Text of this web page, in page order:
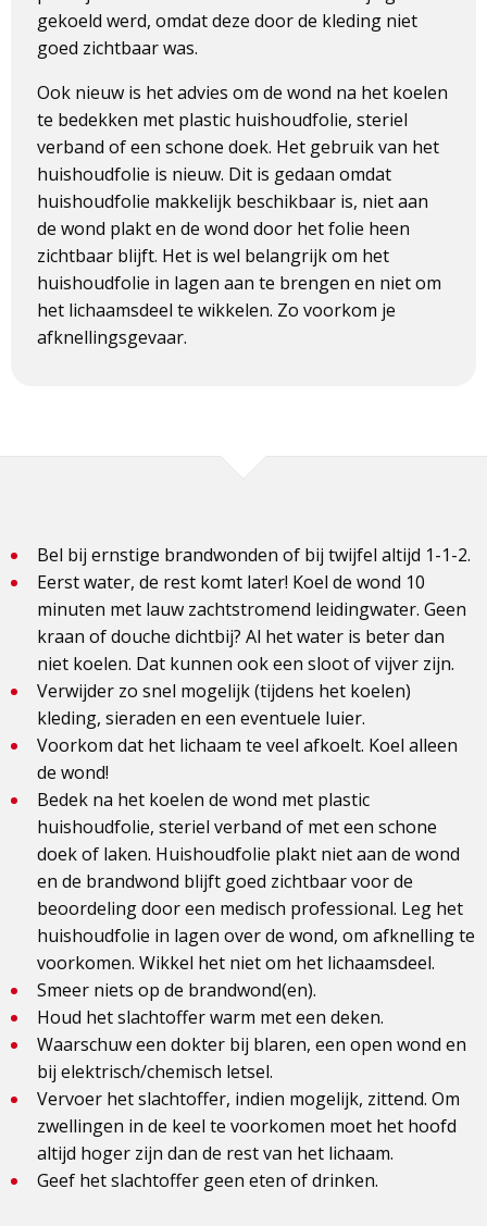
gekoeld werd, omdat deze door de kleding niet
goed zichtbaar was.
Ook nieuw is het advies om de wond na het koelen
te bedekken met plastic huishoudfolie, steriel
verband of een schone doek. Het gebruik van het
huishoudfolie is nieuw. Dit is gedaan omdat
huishoudfolie makkelijk beschikbaar is, niet aan
de wond plakt en de wond door het folie heen
zichtbaar blijft. Het is wel belangrijk om het
huishoudfolie in lagen aan te brengen en niet om
het lichaamsdeel te wikkelen. Zo voorkom je
afknellingsgevaar.
Bel bij ernstige brandwonden of bij twijfel altijd 1-1-2.
Eerst water, de rest komt later! Koel de wond 10
minuten met lauw zachtstromend leidingwater. Geen
kraan of douche dichtbij? Al het water is beter dan
niet koelen. Dat kunnen ook een sloot of vijver zijn.
Verwijder zo snel mogelijk (tijdens het koelen)
kleding, sieraden en een eventuele luier.
Voorkom dat het lichaam te veel afkoelt. Koel alleen
de wond!
Bedek na het koelen de wond met plastic
huishoudfolie, steriel verband of met een schone
doek of laken. Huishoudfolie plakt niet aan de wond
en de brandwond blijft goed zichtbaar voor de
beoordeling door een medisch professional. Leg het
huishoudfolie in lagen over de wond, om afknelling te
voorkomen. Wikkel het niet om het lichaamsdeel.
Smeer niets op de brandwond(en).
Houd het slachtoffer warm met een deken.
Waarschuw een dokter bij blaren, een open wond en
bij elektrisch/chemisch letsel.
Vervoer het slachtoffer, indien mogelijk, zittend. Om
zwellingen in de keel te voorkomen moet het hoofd
altijd hoger zijn dan de rest van het lichaam.
Geef het slachtoffer geen eten of drinken.